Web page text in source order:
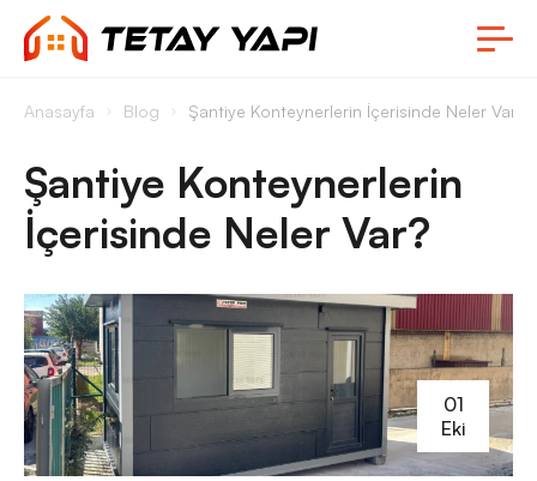
Anasayfa Blog Şantiye Konteynerlerin İçerisinde Neler Var?
Şantiye Konteynerlerin
İçerisinde Neler Var?
01
Eki